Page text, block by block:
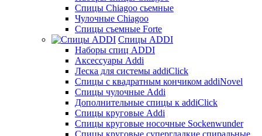
Спицы Chiagoo сьемные
Чулочные Chiagoo
Спицы съемные Forte
Спицы ADDI
Наборы спиц ADDI
Аксессуары Addi
Леска для системы addiClick
Спицы с квадратным кончиком addiNovel
Спицы чулочные Addi
Дополнительные спицы к addiClick
Спицы круговые Addi
Спицы круговые носочные Sockenwunder